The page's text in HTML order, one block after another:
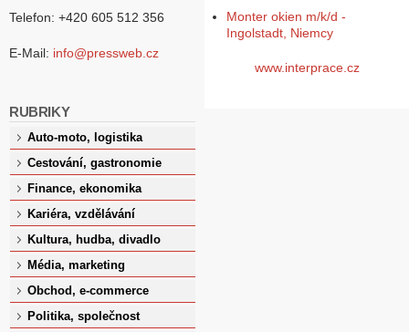
Telefon: +420 605 512 356
E-Mail: info@pressweb.cz
RUBRIKY
Auto-moto, logistika
Cestování, gastronomie
Finance, ekonomika
Kariéra, vzdělávání
Kultura, hudba, divadlo
Média, marketing
Obchod, e-commerce
Politika, společnost
Monter okien m/k/d -
Ingolstadt, Niemcy
www.interprace.cz